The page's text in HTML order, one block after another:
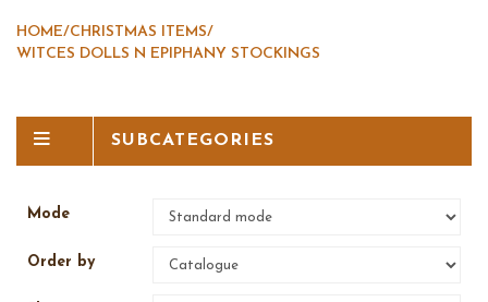
HOME/CHRISTMAS ITEMS/
WITCES DOLLS N EPIPHANY STOCKINGS
SUBCATEGORIES
Mode
Order by